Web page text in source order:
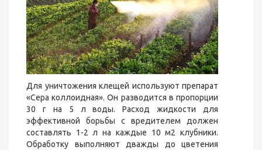
Для уничтожения клещей используют препарат
«Сера коллоидная». Он разводится в пропорции
30 г на 5 л воды. Расход жидкости для
эффективной борьбы с вредителем должен
составлять 1-2 л на каждые 10 м2 клубники.
Обработку выполняют дважды до цветения